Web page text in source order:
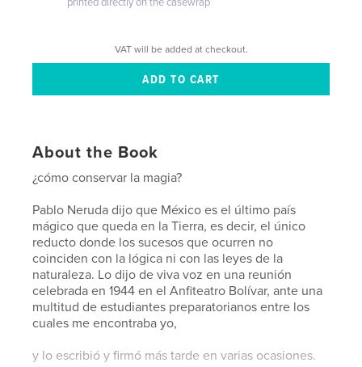
VAT will be added at checkout.
About the Book
¿cómo conservar la magia?
Pablo Neruda dijo que México es el último país
mágico que queda en la Tierra, es decir, el único
reducto donde los sucesos que ocurren no
coinciden con la lógica ni con las leyes de la
naturaleza. Lo dijo de viva voz en una reunión
celebrada en 1944 en el Anfiteatro Bolívar, ante una
multitud de estudiantes preparatorianos entre los
cuales me encontraba yo,
y lo escribió y firmó más tarde en varias ocasiones.